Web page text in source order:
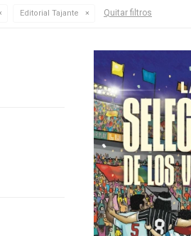
Editorial Tajante Quitar filtros